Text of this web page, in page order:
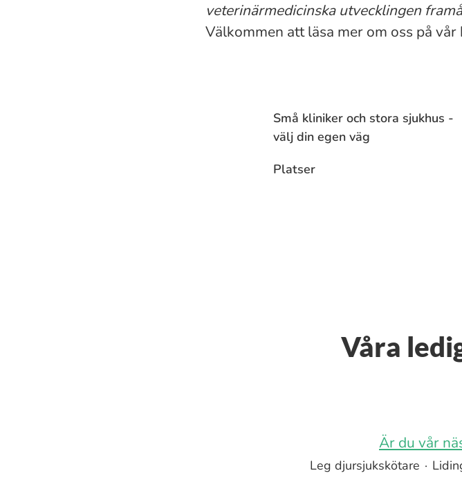
veterinärmedicinska utvecklingen
Välkommen att läsa mer om oss på vår
Små kliniker och stora sjukhus -
välj din egen väg
Platser
Våra
Är du vår
Leg djursjukskötare ·